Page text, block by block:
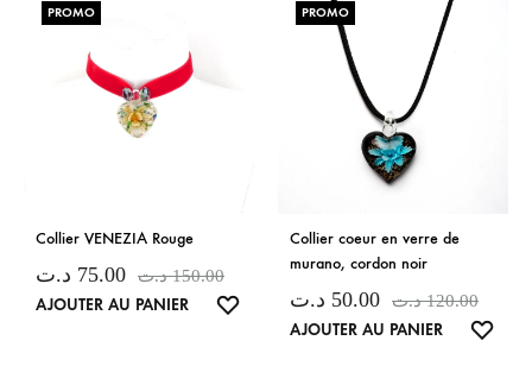
PROMO
Collier VENEZIA Rouge
75.00 د.ت 150.00 د.ت
AJOUTER AU PANIER
PROMO
Collier coeur en verre de
murano, cordon noir
50.00 د.ت 120.00 د.ت
AJOUTER AU PANIER